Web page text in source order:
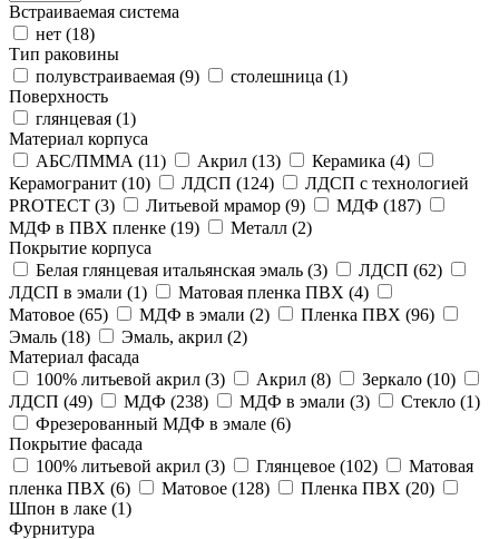
Встраиваемая система
нет (18)
Тип раковины
полувстраиваемая (9) столешница (1)
Поверхность
глянцевая (1)
Материал корпуса
АБС/ПММА (11) Акрил (13) Керамика (4)
Керамогранит (10) ЛДСП (124)
ЛДСП с технологией
PROTECT (3) Литьевой мрамор (9) МДФ (187)
МДФ в ПВХ пленке (19) Металл (2)
Покрытие корпуса
Белая глянцевая итальянская эмаль (3) ЛДСП (62)
ЛДСП в эмали (1) Матовая пленка ПВХ (4)
Матовое (65) МДФ в эмали (2) Пленка ПВХ (96)
Эмаль (18) Эмаль, акрил (2)
Материал фасада
100% литьевой акрил (3) Акрил (8) Зеркало (10)
ЛДСП (49) МДФ (238) МДФ в эмали (3) Стекло (1)
Фрезерованный МДФ в эмале (6)
Покрытие фасада
100% литьевой акрил (3) Глянцевое (102)
Матовая
пленка ПВХ (6) Матовое (128) Пленка ПВХ (20)
Шпон в лаке (1)
Фурнитура